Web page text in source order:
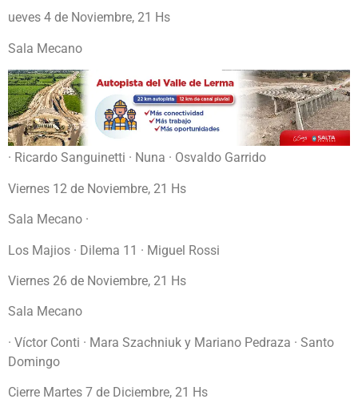
ueves 4 de Noviembre, 21 Hs
Sala Mecano
· Ricardo Sanguinetti · Nuna · Osvaldo Garrido
Viernes 12 de Noviembre, 21 Hs
Sala Mecano ·
Los Majios · Dilema 11 · Miguel Rossi
Viernes 26 de Noviembre, 21 Hs
Sala Mecano
· Víctor Conti · Mara Szachniuk y Mariano Pedraza · Santo
Domingo
Cierre Martes 7 de Diciembre, 21 Hs